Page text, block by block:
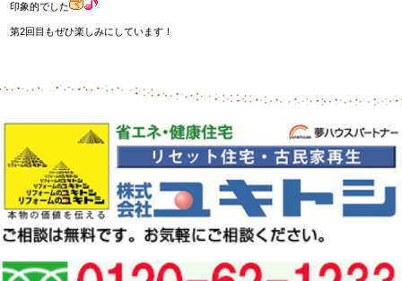
印象的でした
第2回目もぜひ楽しみにしています！